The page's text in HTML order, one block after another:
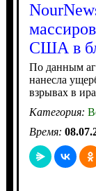
США в
По данным
нанесла
взрывах в
Категория:
Время: